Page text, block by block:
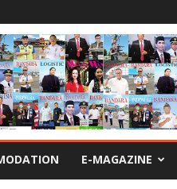
E-MAGAZINE